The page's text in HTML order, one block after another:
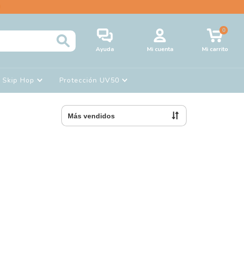
Ayuda Mi cuenta Mi carrito
0
Skip Hop Protección UV50